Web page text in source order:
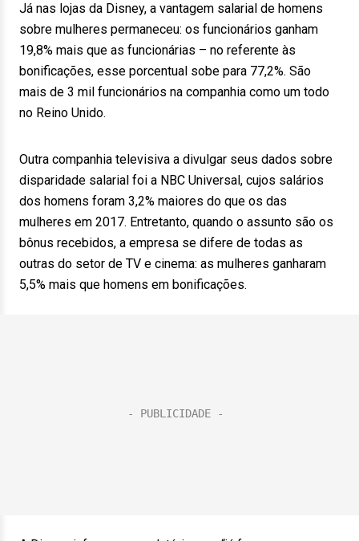
Já nas lojas da Disney, a vantagem salarial de homens
sobre mulheres permaneceu: os funcionários ganham
19,8% mais que as funcionárias – no referente às
bonificações, esse porcentual sobe para 77,2%. São
mais de 3 mil funcionários na companhia como um todo
no Reino Unido.
Outra companhia televisiva a divulgar seus dados sobre
disparidade salarial foi a NBC Universal, cujos salários
dos homens foram 3,2% maiores do que os das
mulheres em 2017. Entretanto, quando o assunto são os
bônus recebidos, a empresa se difere de todas as
outras do setor de TV e cinema: as mulheres ganharam
5,5% mais que homens em bonificações.